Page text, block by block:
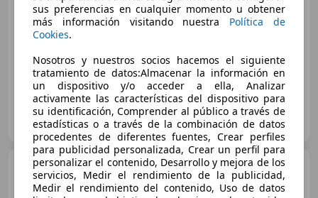
10/2012 143.824 km
Electro/Gasolina
OCASIONPLUS RIVAS 10
ES-28522 RIVAS
Lexus CT 200h Hybrid Plus
sus preferencias en cualquier momento u obtener
más información visitando nuestra Política de
Cookies.
Nosotros y nuestros socios hacemos el siguiente
tratamiento de datos:Almacenar la información en
un dispositivo y/o acceder a ella, Analizar
activamente las características del dispositivo para
su identificación, Comprender al público a través de
estadísticas o a través de la combinación de datos
procedentes de diferentes fuentes, Crear perfiles
para publicidad personalizada, Crear un perfil para
personalizar el contenido, Desarrollo y mejora de los
servicios, Medir el rendimiento de la publicidad,
Medir el rendimiento del contenido, Uso de datos